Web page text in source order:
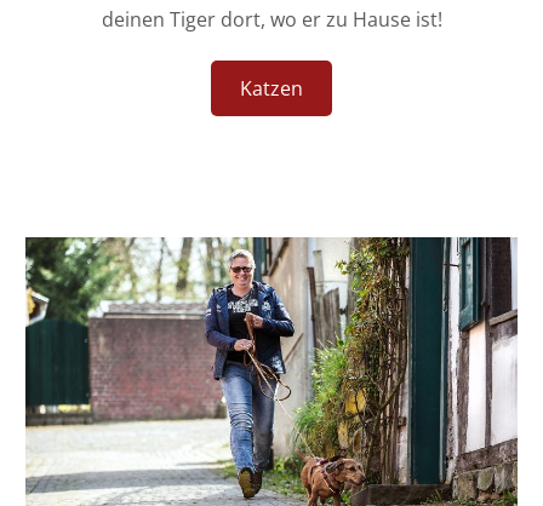
deinen Tiger dort, wo er zu Hause ist!
Katzen